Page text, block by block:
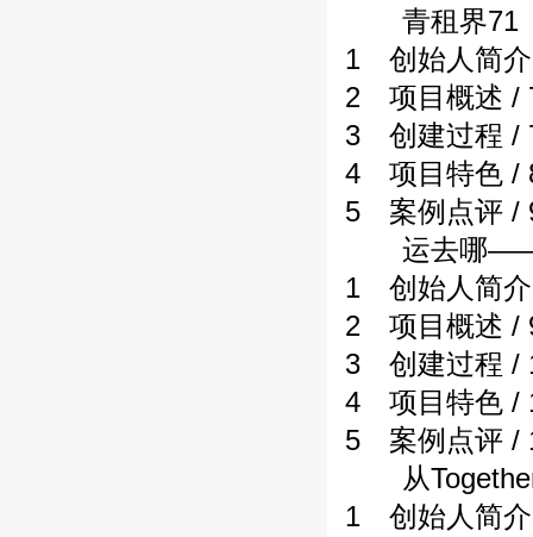
青租界71
1 创始人简
2 项目概述 /
3 创建过程 /
4 项目特色 /
5 案例点评 /
运去哪——
1 创始人简
2 项目概述 /
3 创建过程 /
4 项目特色 /
5 案例点评 /
从Together
1 创始人简